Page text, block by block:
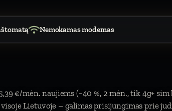
Nemokamas modemas
€/mėn. naujiems (−40 %, 2 mėn., tik 4g+
Lietuvoje – galimas prisijungimas prie